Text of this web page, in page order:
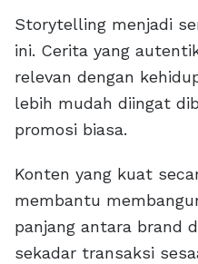
Storytelling menjadi
ini. Cerita yang
relevan dengan
lebih mudah diingat
promosi biasa.
Konten yang kuat
membantu
panjang antara brand
sekadar transaksi